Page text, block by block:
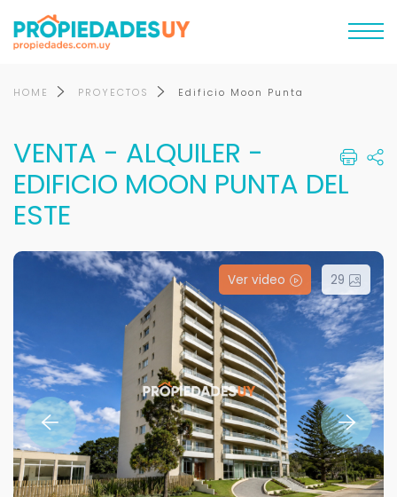
HOME PROYECTOS Edificio Moon Punta
VENTA - ALQUILER -
EDIFICIO MOON PUNTA DEL
ESTE
Ver video 29